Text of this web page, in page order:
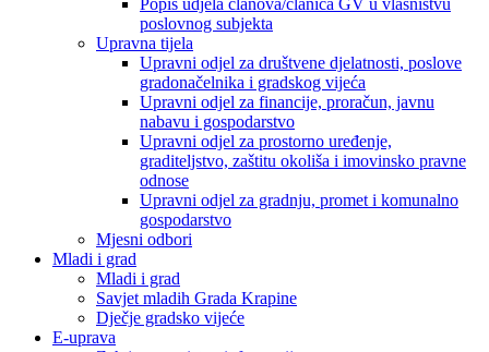
poslovnog subjekta
Upravna tijela
Upravni odjel za društvene djelatnosti, poslove
gradonačelnika i gradskog vijeća
Upravni odjel za financije, proračun, javnu
nabavu i gospodarstvo
Upravni odjel za prostorno uređenje,
graditeljstvo, zaštitu okoliša i imovinsko pravne
odnose
Upravni odjel za gradnju, promet i komunalno
gospodarstvo
Mjesni odbori
Mladi i grad
Mladi i grad
Savjet mladih Grada Krapine
Dječje gradsko vijeće
E-uprava